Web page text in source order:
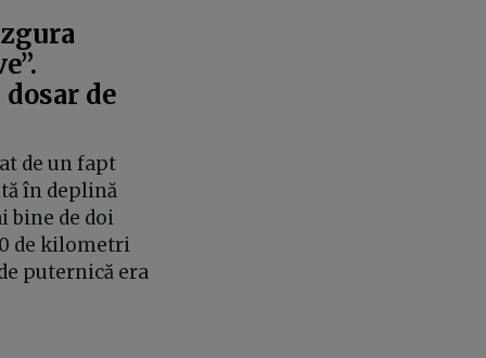
de
de un fapt
în deplină
bine de doi
de kilometri
puternică era